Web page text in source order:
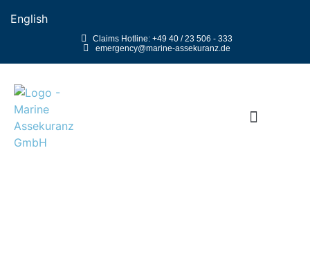
English
Claims Hotline: +49 40 / 23 506 - 333
emergency@marine-assekuranz.de